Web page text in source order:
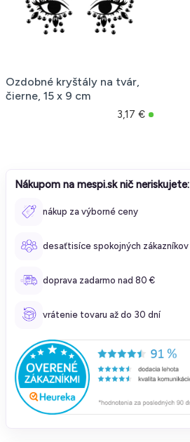
Ozdobné kryštály na tvár,
čierne, 15 x 9 cm
3,17 €
Nákupom na mespi.sk nič neriskujete:
nákup za výborné ceny
desaťtisíce spokojných zákazníkov
doprava zadarmo nad 80 €
vrátenie tovaru až do 30 dní